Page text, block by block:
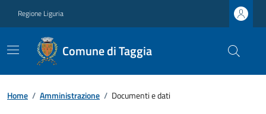
Regione Liguria
Comune di Taggia
Home / Amministrazione / Documenti e dati